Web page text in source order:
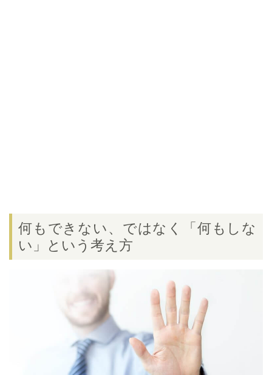
何もできない、ではなく「何もしな
い」という考え方